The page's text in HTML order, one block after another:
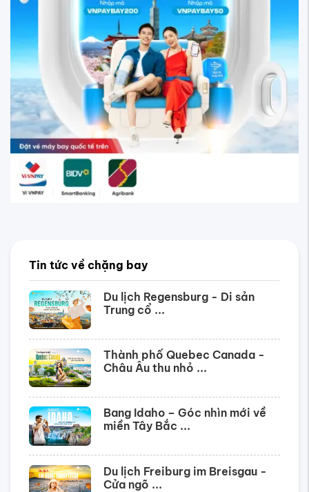
Tin tức về chặng bay
Du lịch Regensburg - Di sản
Trung cổ ...
Thành phố Quebec Canada -
Châu Âu thu nhỏ ...
Bang Idaho – Góc nhìn mới về
miền Tây Bắc ...
Du lịch Freiburg im Breisgau -
Cửa ngõ ...